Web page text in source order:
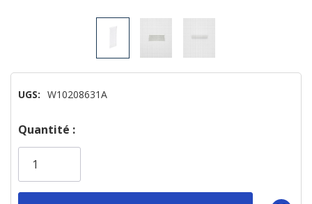
UGS: W10208631A
Dépêchez-
vous!
Quantité :